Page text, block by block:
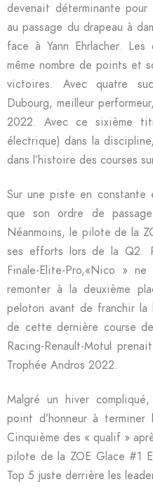
devenait déterminante
au passage du drapeau à
face à Yann Ehrlacher.
même nombre de points et
victoires. Avec quatre
Dubourg, meilleur
2022. Avec ce sixième
électrique) dans la
dans l’histoire des courses
Sur une piste en constante
que son ordre de
Néanmoins, le pilote de la
ses efforts lors de la Q2.
Finale-Elite-Pro,«Nico »
remonter à la deuxième
peloton avant de franchir la
de cette dernière course
Racing-Renault-Motul
Trophée Andros 2022.
Malgré un hiver compliqué,
point d’honneur à
Cinquième des « qualif »
pilote de la ZOE Glace #1
Top 5 juste derrière les